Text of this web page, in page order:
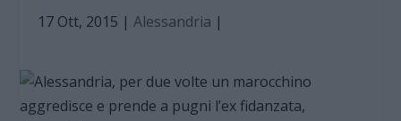
17 Ott, 2015 |Alessandria |